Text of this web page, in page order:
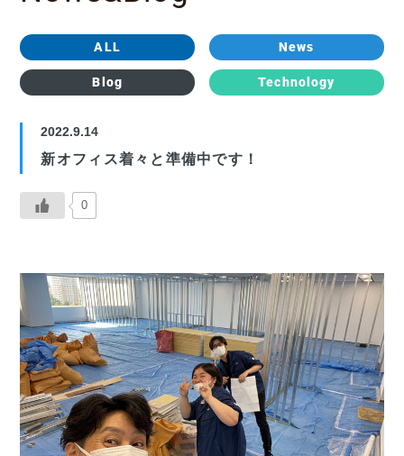
ALL News
Blog Technology
2022.9.14
新オフィス着々と準備中です！
0